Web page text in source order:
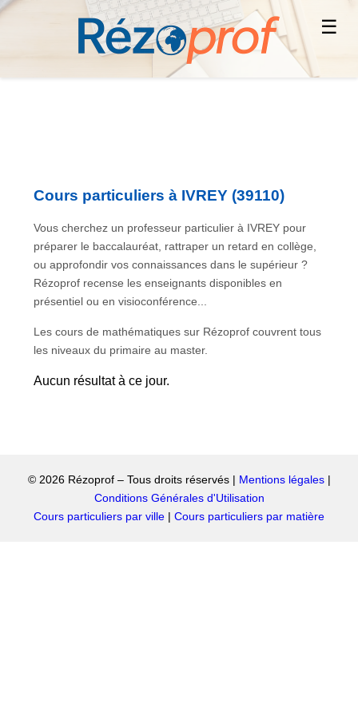
☰
Cours particuliers à IVREY (39110)
Vous cherchez un professeur particulier à IVREY pour
préparer le baccalauréat, rattraper un retard en collège,
ou approfondir vos connaissances dans le supérieur ?
Rézoprof recense les enseignants disponibles en
présentiel ou en visioconférence...
Les cours de mathématiques sur Rézoprof couvrent tous
les niveaux du primaire au master.
Aucun résultat à ce jour.
© 2026 Rézoprof – Tous droits réservés | Mentions légales|
Conditions Générales d'Utilisation
Cours particuliers par ville | Cours particuliers par matière